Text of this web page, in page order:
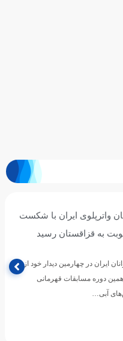
واترپلوی ایران با شکست
به قزاقستان رسید
ایران در چهارمین دیدار خود از
دوره مسابقات قهرمانی
آبی…